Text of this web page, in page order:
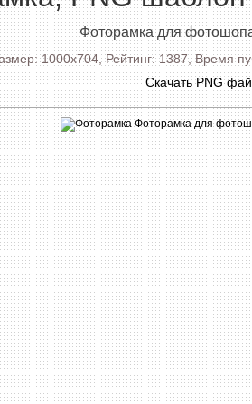
Фоторамка для
1000x704, Рейтинг: 1387, Время
Скачать PNG